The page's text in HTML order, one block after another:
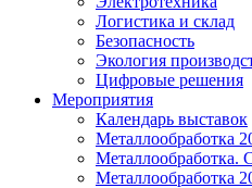
Логистика и склад
Безопасность
Экология
Цифровые решения
Мероприятия
Календарь выставок
Металлообработка
Металлообработка.
Металлообработка